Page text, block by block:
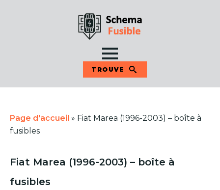
TROUVE
Page d'accueil » Fiat Marea (1996-2003) – boîte à
fusibles
Fiat Marea (1996-2003) – boîte à
fusibles